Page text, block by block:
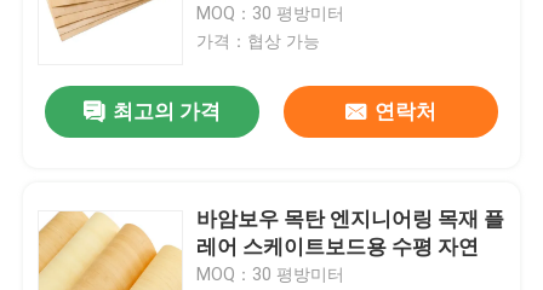
MOQ：30 평방미터
가격：협상 가능
최고의 가격 연락처
바암보우 목탄 엔지니어링 목재 플
레어 스케이트보드용 수평 자연
MOQ：30 평방미터